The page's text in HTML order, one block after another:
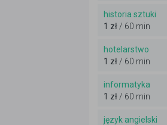
historia sztuki
1 zł / 60 min
hotelarstwo
1 zł / 60 min
informatyka
1 zł / 60 min
język angielski